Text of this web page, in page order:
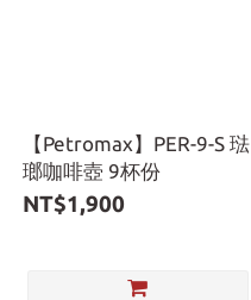
【Petromax】PER-9-S 琺
瑯咖啡壺 9杯份
NT$1,900